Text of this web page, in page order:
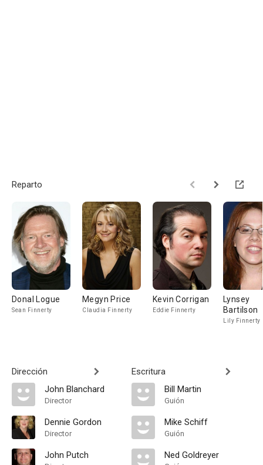
Reparto
Donal Logue
Sean Finnerty
Megyn Price
Claudia Finnerty
Kevin Corrigan
Eddie Finnerty
Lynsey
Bartilson
Lily Finnerty
Dirección
John Blanchard
Director
Dennie Gordon
Director
John Putch
Escritura
Bill Martin
Guión
Mike Schiff
Guión
Ned Goldreyer